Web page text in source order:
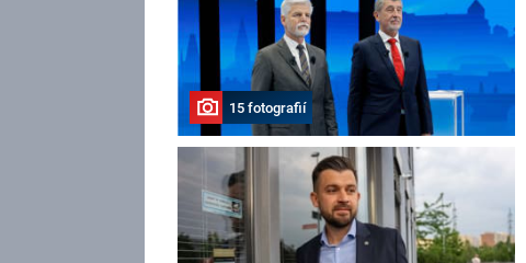
15 fotografií